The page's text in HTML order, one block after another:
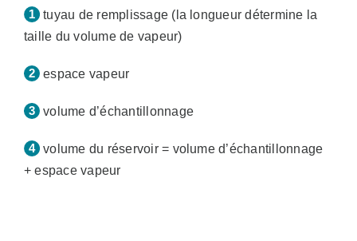
tuyau de remplissage (la longueur détermine la
taille du volume de vapeur)
espace vapeur
volume d’échantillonnage
volume du réservoir = volume d’échantillonnage
+ espace vapeur